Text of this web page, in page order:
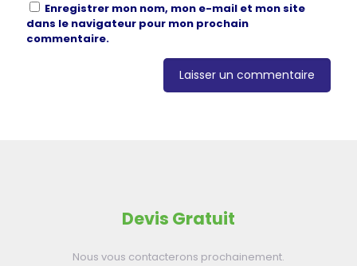
Enregistrer mon nom, mon e-mail et mon site
dans le navigateur pour mon prochain
commentaire.
Devis Gratuit
Nous vous contacterons prochainement.